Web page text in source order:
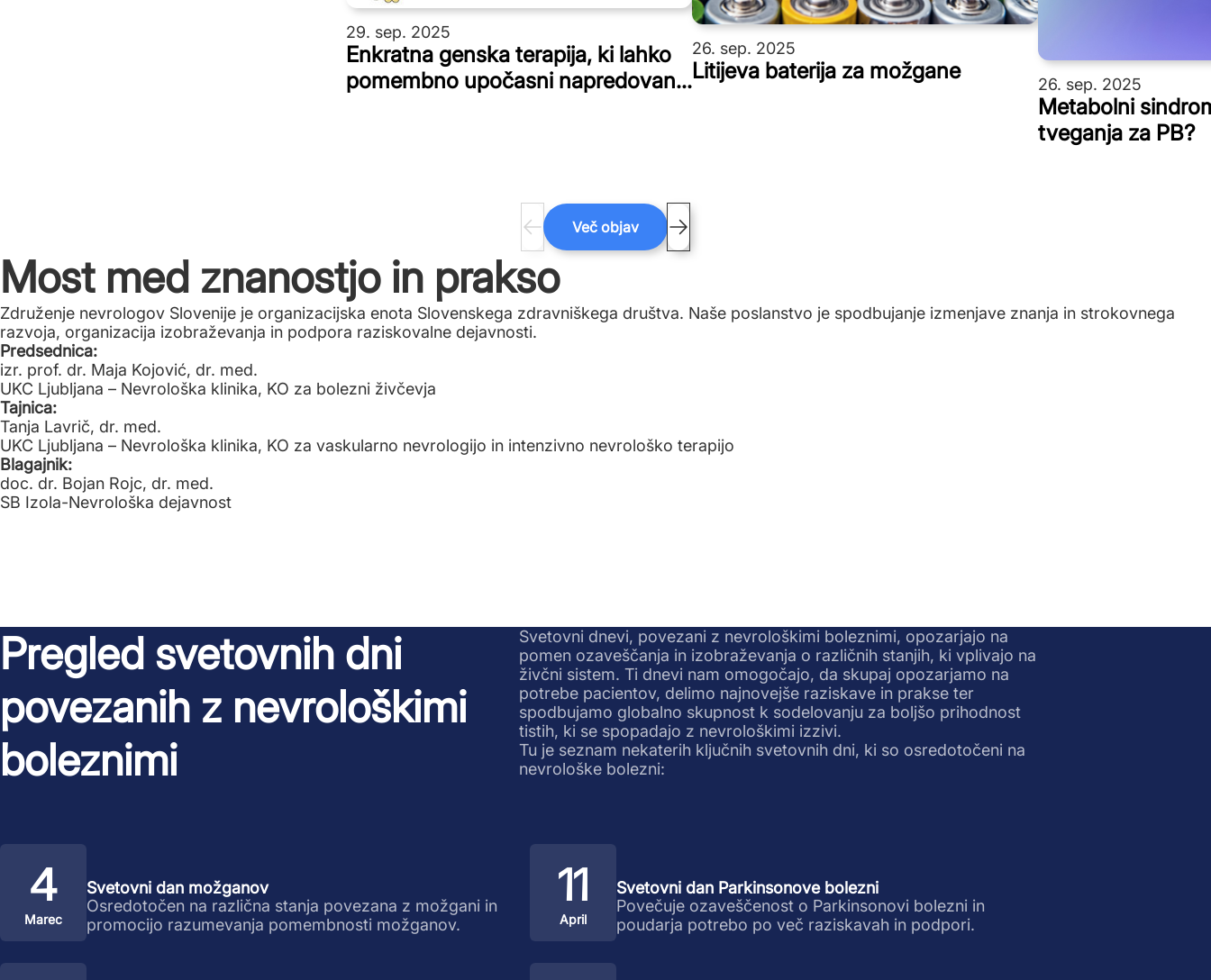
29. sep. 2025
Enkratna genska terapija, ki lahko
pomembno upočasni napredovanje
26. sep. 2025
Litijeva baterija za možgane
26. sep. 2025
Metabolni
tveganja za PB?
Več objav
Most med znanostjo in prakso
Združenje nevrologov Slovenije je organizacijska enota Slovenskega zdravniškega društva. Naše poslanstvo je spodbujanje izmenjave znanja in strokovnega
razvoja, organizacija izobraževanja in podpora raziskovalne dejavnosti.
Predsednica:
izr. prof. dr. Maja Kojović, dr. med.
UKC Ljubljana – Nevrološka klinika, KO za bolezni živčevja
Tajnica:
Tanja Lavrič, dr. med.
UKC Ljubljana – Nevrološka klinika, KO za vaskularno nevrologijo in intenzivno nevrološko terapijo
Blagajnik:
doc. dr. Bojan Rojc, dr. med.
SB Izola-Nevrološka dejavnost
Pregled svetovnih dni
povezanih z nevrološkimi
boleznimi
Svetovni dnevi, povezani z nevrološkimi boleznimi, opozarjajo na
pomen ozaveščanja in izobraževanja o različnih stanjih, ki vplivajo na
živčni sistem. Ti dnevi nam omogočajo, da skupaj opozarjamo na
potrebe pacientov, delimo najnovejše raziskave in prakse ter
spodbujamo globalno skupnost k sodelovanju za boljšo prihodnost
tistih, ki se spopadajo z nevrološkimi izzivi.
Tu je seznam nekaterih ključnih svetovnih dni, ki so osredotočeni na
nevrološke bolezni:
4
Marec
Svetovni dan možganov
Osredotočen na različna stanja povezana z možgani in
promocijo razumevanja pomembnosti možganov.
11
April
Svetovni dan Parkinsonove bolezni
Povečuje ozaveščenost o Parkinsonovi bolezni in
poudarja potrebo po več raziskavah in podpori.